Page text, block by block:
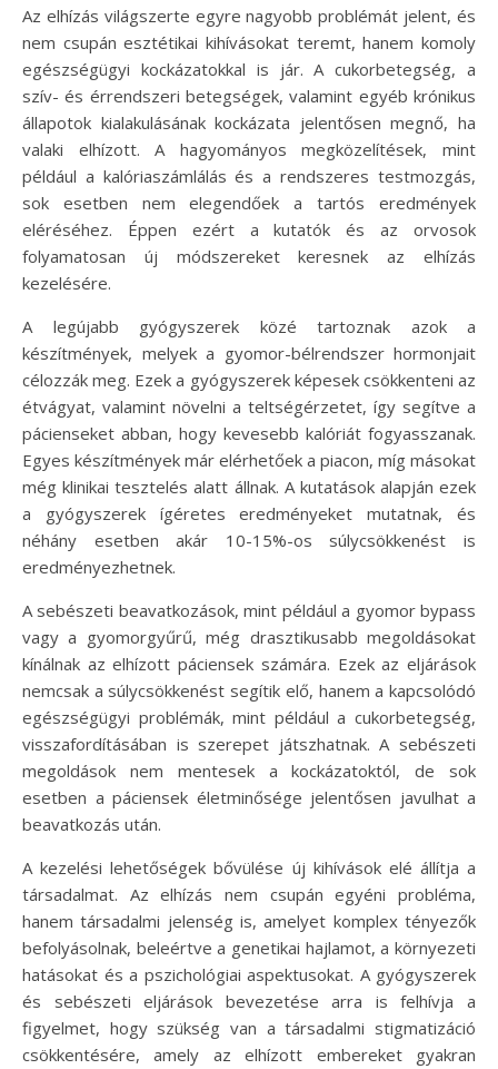
Az elhízás világszerte egyre nagyobb problémát jelent, és
nem csupán esztétikai kihívásokat teremt, hanem komoly
egészségügyi kockázatokkal is jár. A cukorbetegség, a
szív- és érrendszeri betegségek, valamint egyéb krónikus
állapotok kialakulásának kockázata jelentősen megnő, ha
valaki elhízott. A hagyományos megközelítések, mint
például a kalóriaszámlálás és a rendszeres testmozgás,
sok esetben nem elegendőek a tartós eredmények
eléréséhez. Éppen ezért a kutatók és az orvosok
folyamatosan új módszereket keresnek az elhízás
kezelésére.
A legújabb gyógyszerek közé tartoznak azok a
készítmények, melyek a gyomor-bélrendszer hormonjait
célozzák meg. Ezek a gyógyszerek képesek csökkenteni az
étvágyat, valamint növelni a teltségérzetet, így segítve a
pácienseket abban, hogy kevesebb kalóriát fogyasszanak.
Egyes készítmények már elérhetőek a piacon, míg másokat
még klinikai tesztelés alatt állnak. A kutatások alapján ezek
a gyógyszerek ígéretes eredményeket mutatnak, és
néhány esetben akár 10-15%-os súlycsökkenést is
eredményezhetnek.
A sebészeti beavatkozások, mint például a gyomor bypass
vagy a gyomorgyűrű, még drasztikusabb megoldásokat
kínálnak az elhízott páciensek számára. Ezek az eljárások
nemcsak a súlycsökkenést segítik elő, hanem a kapcsolódó
egészségügyi problémák, mint például a cukorbetegség,
visszafordításában is szerepet játszhatnak. A sebészeti
megoldások nem mentesek a kockázatoktól, de sok
esetben a páciensek életminősége jelentősen javulhat a
beavatkozás után.
A kezelési lehetőségek bővülése új kihívások elé állítja a
társadalmat. Az elhízás nem csupán egyéni probléma,
hanem társadalmi jelenség is, amelyet komplex tényezők
befolyásolnak, beleértve a genetikai hajlamot, a környezeti
hatásokat és a pszichológiai aspektusokat. A gyógyszerek
és sebészeti eljárások bevezetése arra is felhívja a
figyelmet, hogy szükség van a társadalmi stigmatizáció
csökkentésére, amely az elhízott embereket gyakran